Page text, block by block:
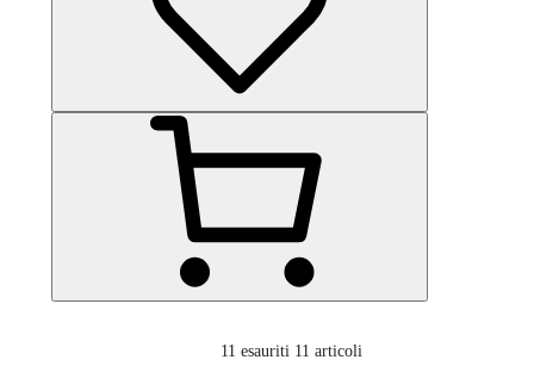
11 esauriti 11 articoli